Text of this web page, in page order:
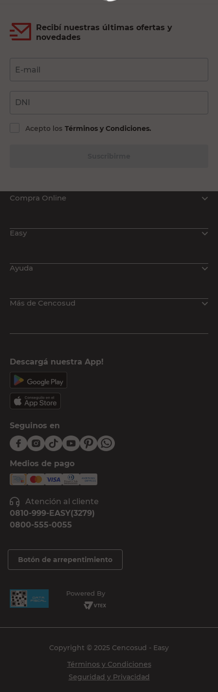
Recibí nuestras últimas ofertas y
novedades
E-mail
DNI
Acepto los Términos y Condiciones.
Compra Online
Easy
Ayuda
Más de Cencosud
Descargá nuestra App!
Seguinos en
Medios de pago
Atención al cliente
0810-999-EASY(3279)
0800-555-0055
Botón de arrepentimiento
Powered By
Copyright © 2025 Cencosud - Easy
Términos y Condiciones
Seguridad y Privacidad